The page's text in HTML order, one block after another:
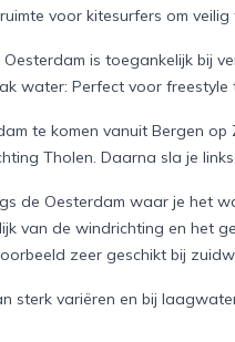
voor kitesurfers om
is toegankelijk bij
water: Perfect voor
te komen vanuit Bergen
Tholen. Daarna sla je
de Oesterdam waar je het
van de windrichting en het
zeer geschikt bij
sterk variëren en bij